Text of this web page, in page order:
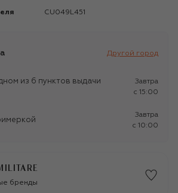
CU049L451
Другой город
из 6 пунктов выдачи
Завтра
c 15:00
Завтра
c 10:00
бренды